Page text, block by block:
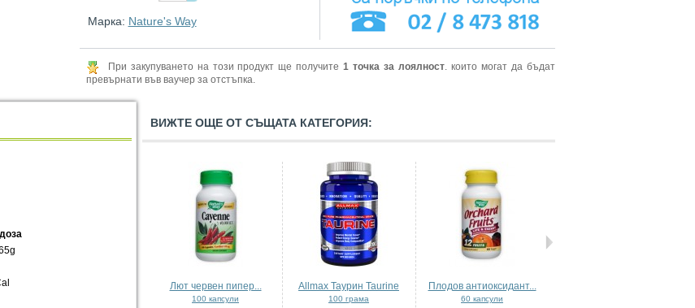
Марка: Nature's Way
При закупуването на този продукт ще получите1 точка за лоялност. които могат да бъдат
превърнати във ваучер за отстъпка.
ВИЖТЕ ОЩЕ ОТ СЪЩАТА КАТЕГОРИЯ:
Лют червен пипер...
100 капсули
Allmax Таурин Taurine
100 грама
Плодов антиоксидант...
60 капсули